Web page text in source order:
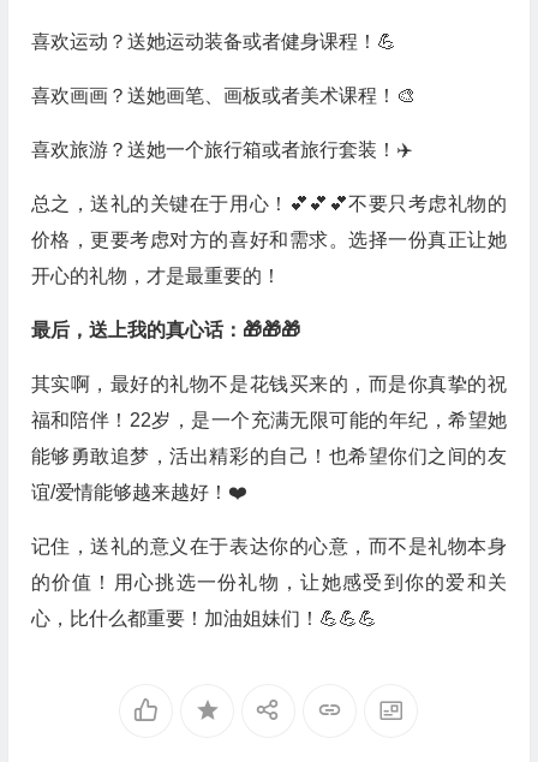
喜欢运动？送她运动装备或者健身课程！💪
喜欢画画？送她画笔、画板或者美术课程！🎨
喜欢旅游？送她一个旅行箱或者旅行套装！✈️
总之，送礼的关键在于用心！💕💕💕不要只考虑礼物的
价格，更要考虑对方的喜好和需求。选择一份真正让她
开心的礼物，才是最重要的！
最后，送上我的真心话：🎁🎁🎁
其实啊，最好的礼物不是花钱买来的，而是你真挚的祝
福和陪伴！22岁，是一个充满无限可能的年纪，希望她
能够勇敢追梦，活出精彩的自己！也希望你们之间的友
谊/爱情能够越来越好！❤️
记住，送礼的意义在于表达你的心意，而不是礼物本身
的价值！用心挑选一份礼物，让她感受到你的爱和关
心，比什么都重要！加油姐妹们！💪💪💪